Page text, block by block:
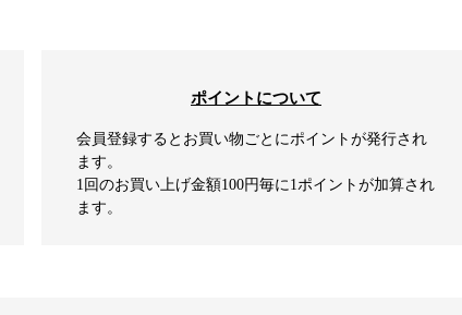
ポイントについて
会員登録するとお買い物ごとにポイントが発行され
ます。
1回のお買い上げ金額100円毎に1ポイントが加算され
ます。